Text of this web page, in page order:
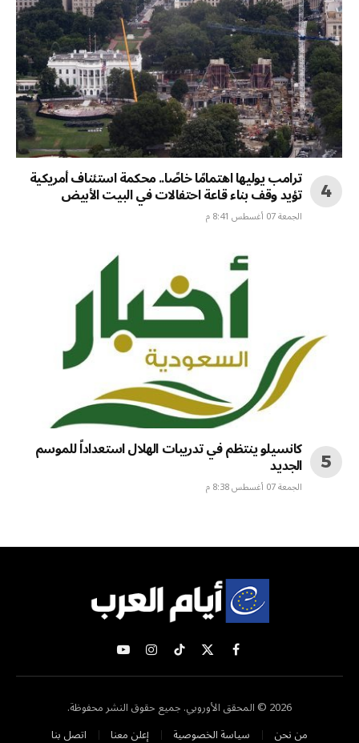
ترامب يوليها اهتمامًا خاصًا.. محكمة استئناف أمريكية
تؤيد وقف بناء قاعة احتفالات في البيت الأبيض
الجمعة 07 أغسطس 8:41 م
كانسيلو ينتظم في تدريبات الهلال استعداداً للموسم
الجديد
الجمعة 07 أغسطس 8:38 م
فيسبوك
X
(Twitter)
تيكتوكالانستغراميوتيوب
2026 © المحقق الأوروبي. جميع حقوق النشر محفوظة.
من نحن
سياسة الخصوصية إعلن معنا اتصل بنا